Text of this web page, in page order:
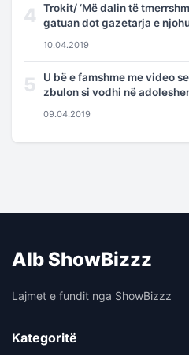
4
Trokit/ ‘Më dalin të
gatuan dot gazetarja e
10.04.2019
5
U bë e famshme me video
zbulon si vodhi në
09.04.2019
Alb ShowBizzz
Lajmet e fundit nga ShowBizzz
Kategoritë